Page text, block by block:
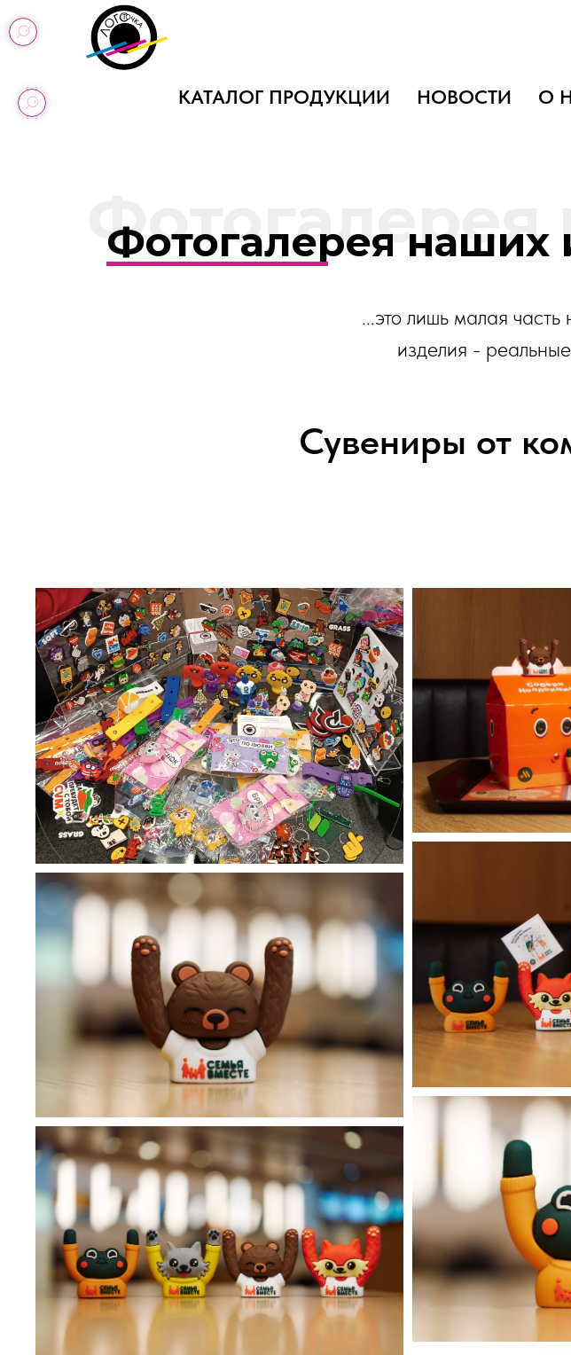
КАТАЛОГ ПРОДУКЦИИ
НОВОСТИ О
Фотогалерея
Фотогалерея наших
...это лишь малая
изделия -
Сувениры от